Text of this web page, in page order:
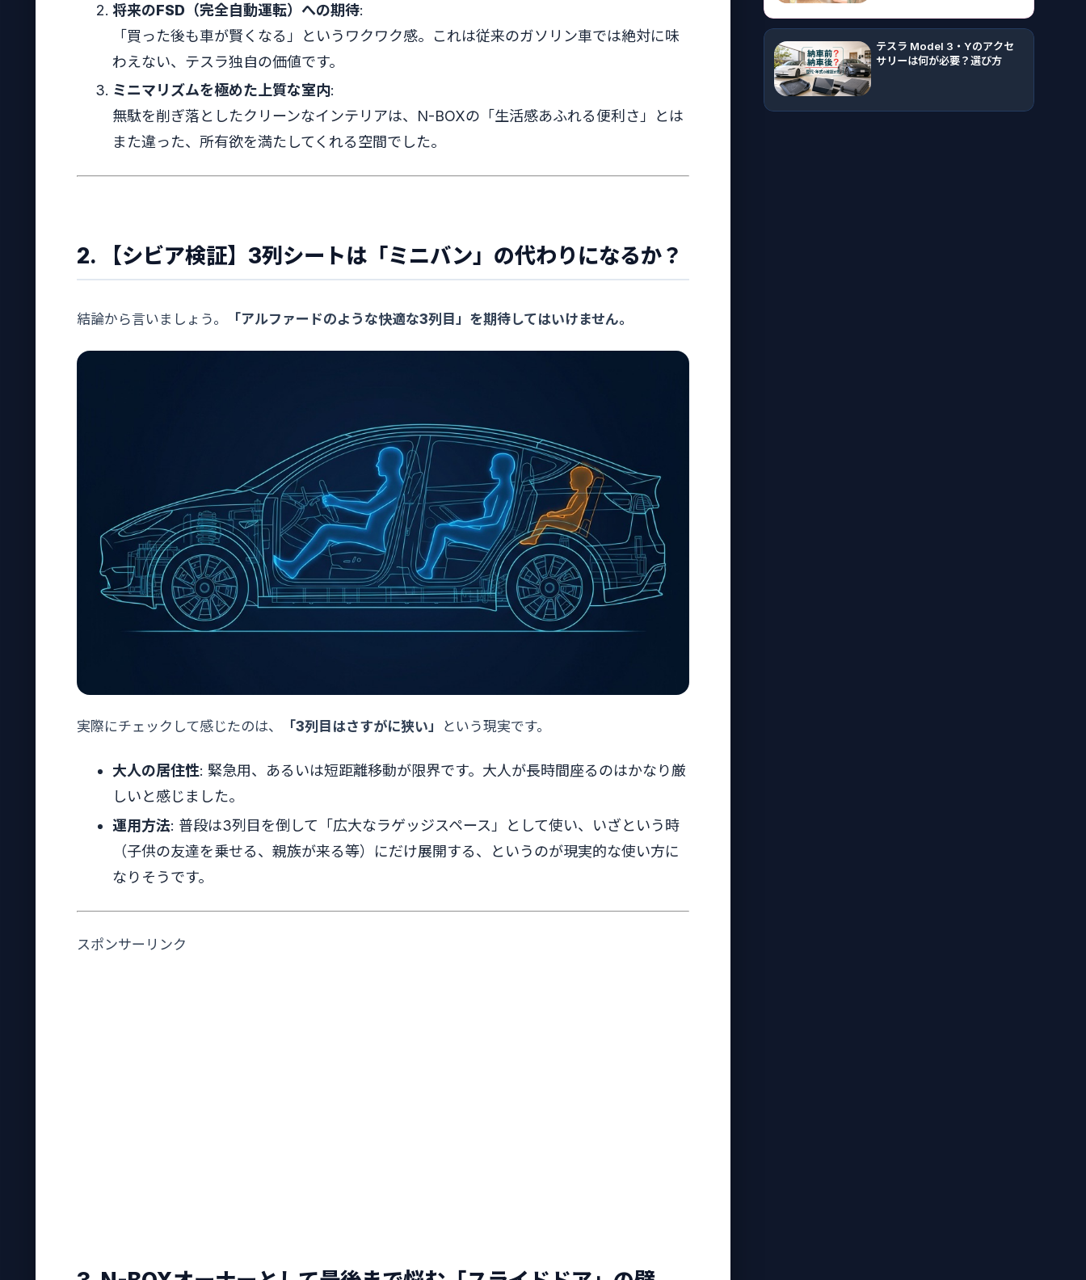
将来のFSD（完全自動運転）への期待:
「買った後も車が賢くなる」というワクワク感。これは従来のガソリン車では絶対に味
わえない、テスラ独自の価値です。
ミニマリズムを極めた上質な室内:
無駄を削ぎ落としたクリーンなインテリアは、N-BOXの「生活感あふれる便利さ」とは
また違った、所有欲を満たしてくれる空間でした。
2. 【シビア検証】3列シートは「ミニバン」の代わりになるか？
結論から言いましょう。 「アルファードのような快適な3列目」を期待してはいけません。
実際にチェックして感じたのは、 「3列目はさすがに狭い」 という現実です。
大人の居住性: 緊急用、あるいは短距離移動が限界です。大人が長時間座るのはかなり厳
しいと感じました。
運用方法: 普段は3列目を倒して「広大なラゲッジスペース」として使い、いざという時
（子供の友達を乗せる、親族が来る等）にだけ展開する、というのが現実的な使い方に
なりそうです。
スポンサーリンク
テスラ Model 3・Yのアクセ
サリーは何が必要？選び方